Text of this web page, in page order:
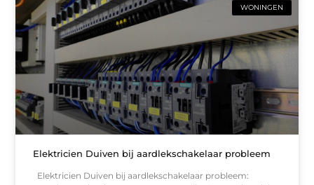
WONINGEN
Elektricien Duiven bij aardlekschakelaar probleem
Elektricien Duiven bij aardlekschakelaar probleem: